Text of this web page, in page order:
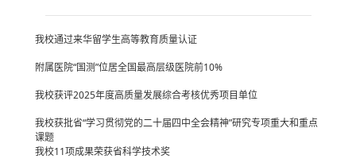
我校通过来华留学生高等教育质量认证
附属医院“国测”位居全国最高层级医院前10%
我校获评2025年度高质量发展综合考核优秀项目单位
我校获批省“学习贯彻党的二十届四中全会精神”研究专项重大和重点
课题
我校11项成果荣获省科学技术奖